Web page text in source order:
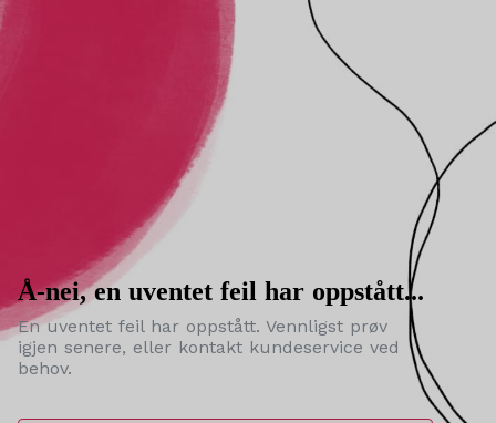
Å-nei, en uventet feil har oppstått...
En uventet feil har oppstått. Vennligst prøv
igjen senere, eller kontakt kundeservice ved
behov.